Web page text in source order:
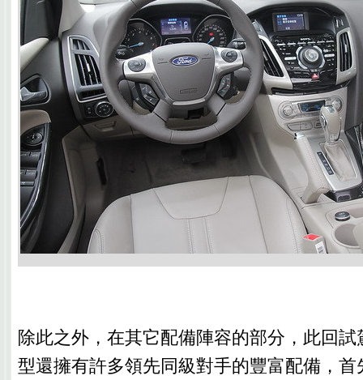
除此之外，在其它配備陣容的部分，此回
型還擁有許多領先同級對手的豐富配備，